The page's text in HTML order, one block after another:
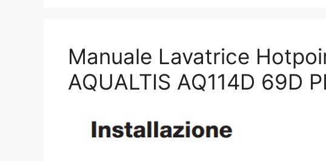
Manuale Lavatrice
AQUALTIS AQ114D 69D